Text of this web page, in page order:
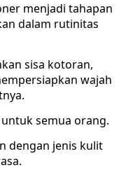
menjadi tahapan
dalam rutinitas
sisa kotoran,
wajah
semua orang.
dengan jenis kulit